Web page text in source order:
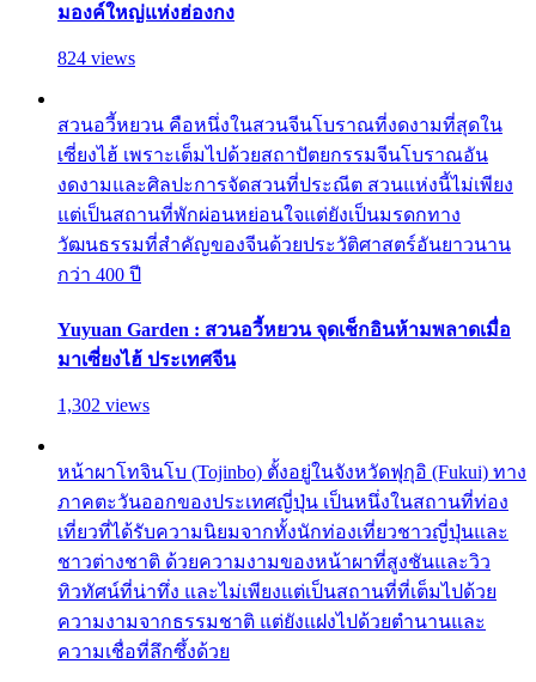
มองค์ใหญ่แห่งฮ่องกง
824 views
สวนอวี้หยวน คือหนึ่งในสวนจีนโบราณที่งดงามที่สุดใน
เซี่ยงไฮ้ เพราะเต็มไปด้วยสถาปัตยกรรมจีนโบราณอัน
งดงามและศิลปะการจัดสวนที่ประณีต สวนแห่งนี้ไม่เพียง
แต่เป็นสถานที่พักผ่อนหย่อนใจแต่ยังเป็นมรดกทาง
วัฒนธรรมที่สำคัญของจีนด้วยประวัติศาสตร์อันยาวนาน
กว่า 400 ปี
Yuyuan Garden : สวนอวี้หยวน จุดเช็กอินห้ามพลาดเมื่อ
มาเซี่ยงไฮ้ ประเทศจีน
1,302 views
หน้าผาโทจินโบ (Tojinbo) ตั้งอยู่ในจังหวัดฟุกุอิ (Fukui) ทาง
ภาคตะวันออกของประเทศญี่ปุ่น เป็นหนึ่งในสถานที่ท่อง
เที่ยวที่ได้รับความนิยมจากทั้งนักท่องเที่ยวชาวญี่ปุ่นและ
ชาวต่างชาติ ด้วยความงามของหน้าผาที่สูงชันและวิว
ทิวทัศน์ที่น่าทึ่ง และไม่เพียงแต่เป็นสถานที่ที่เต็มไปด้วย
ความงามจากธรรมชาติ แต่ยังแฝงไปด้วยตำนานและ
ความเชื่อที่ลึกซึ้งด้วย